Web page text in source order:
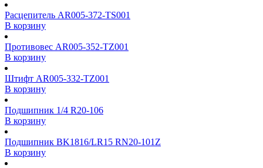
Расцепитель AR005-372-TS001
В корзину
Противовес AR005-352-TZ001
В корзину
Штифт AR005-332-TZ001
В корзину
Подшипник 1/4 R20-106
В корзину
Подшипник BK1816/LR15 RN20-101Z
В корзину